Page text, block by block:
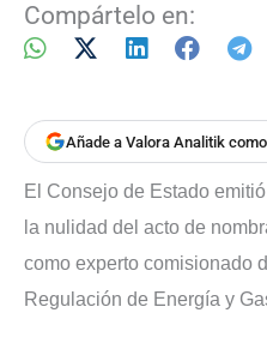
Compártelo en:
Añade a Valora Analitik
El Consejo de Estado
la nulidad del acto de
como experto comisionado
Regulación de Energía y